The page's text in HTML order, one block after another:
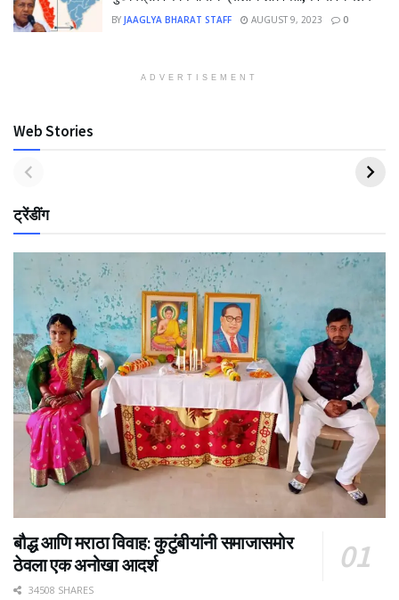
BY JAAGLYA BHARAT STAFF AUGUST 9, 2023 0
ADVERTISEMENT
Web Stories
ट्रेंडींग
बौद्ध आणि मराठा विवाह: कुटुंबीयांनी समाजासमोर
ठेवला एक अनोखा आदर्श
34508 SHARES